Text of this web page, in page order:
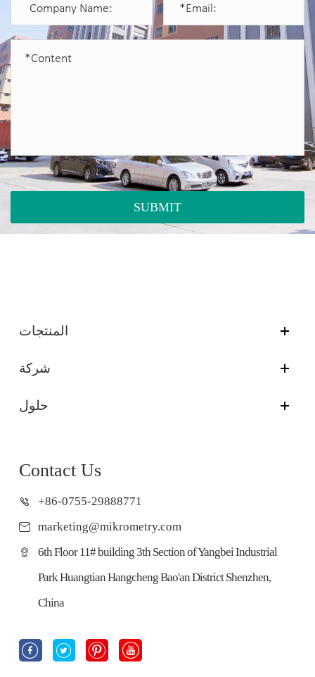
SUBMIT
المنتجات
شركة
حلول
Contact Us
+86-0755-29888771
marketing@mikrometry.com
6th Floor 11# building 3th Section of Yangbei Industrial
Park Huangtian Hangcheng Bao'an District Shenzhen,
China
   